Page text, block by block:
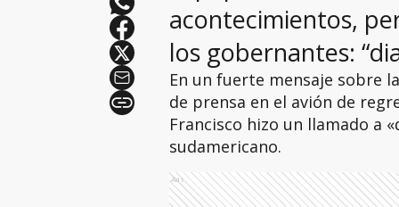
acontecimientos,
los gobernantes:
En un fuerte mensaje sobre
de prensa en el avión de
Francisco hizo un llamado a
sudamericano.
Ads